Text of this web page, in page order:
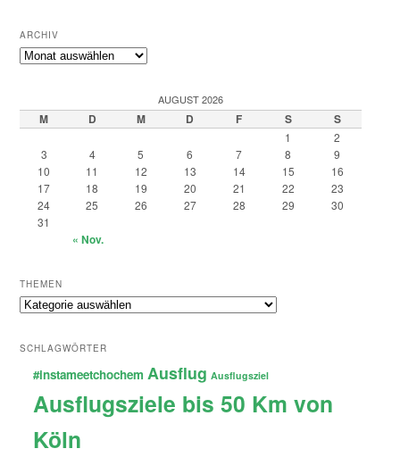
ARCHIV
Archiv
AUGUST 2026
M D M D F S S
1
2
3
4 5 6 7 8
9
10
11 12 13 14 15
16
17
18 19 20 21 22
23
24
25 26 27 28 29
30
31
« Nov.
THEMEN
Themen
SCHLAGWÖRTER
#instameetchochem Ausflug Ausflugsziel
Ausflugsziele bis 50 Km von
Köln